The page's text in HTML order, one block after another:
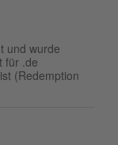
und wurde
für .de
(Redemption